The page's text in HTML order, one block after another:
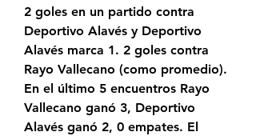
2 goles en un partido contra
Deportivo Alavés y Deportivo
Alavés marca 1. 2 goles contra
Rayo Vallecano (como promedio).
En el último 5 encuentros Rayo
Vallecano ganó 3, Deportivo
Alavés ganó 2, 0 empates. El